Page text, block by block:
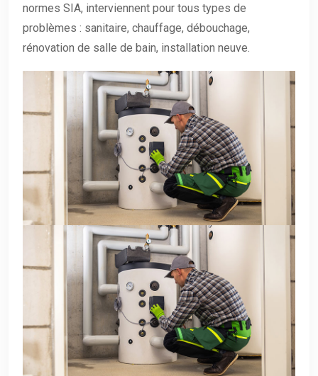
normes SIA, interviennent pour tous types de
problèmes : sanitaire, chauffage, débouchage,
rénovation de salle de bain, installation neuve.